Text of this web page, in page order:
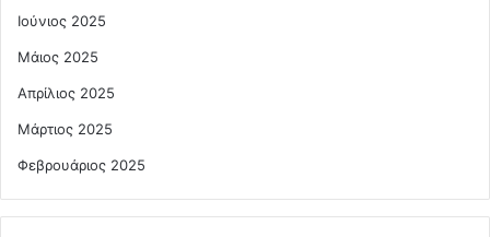
Ιούνιος 2025
Μάιος 2025
Απρίλιος 2025
Μάρτιος 2025
Φεβρουάριος 2025